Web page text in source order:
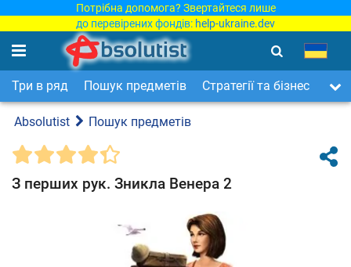
Потрібна допомога? Звертайтеся лише
до перевірених фондів: help-ukraine.dev
Три в ряд Пошук предметів Стратегії та бізнес
Absolutist Пошук предметів
З перших рук. Зникла Венера 2